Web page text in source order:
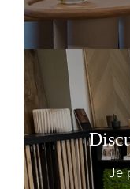
Je